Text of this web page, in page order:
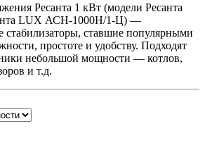
Ресанта 1 кВт (модели Ресанта
LUX АСН-1000Н/1-Ц) —
стабилизаторы, ставшие популярными
простоте и удобству. Подходят
небольшой мощности — котлов,
и т.д.